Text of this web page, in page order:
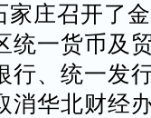
庄召开了
统一货币及
行、统一发
消华北财经